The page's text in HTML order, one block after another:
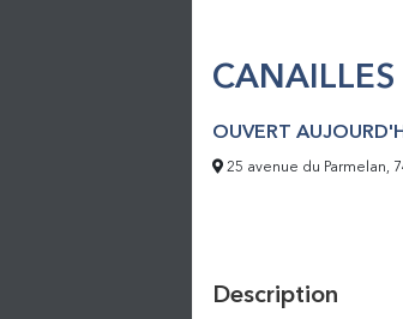
CANAILLES
OUVERT
25 avenue du Parmelan,
Description